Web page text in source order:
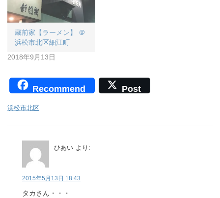
蔵前家【ラーメン】 ＠
浜松市北区細江町
2018年9月13日
Recommend Post
浜松市北区
ひあい より:
2015年5月13日 18:43
タカさん・・・